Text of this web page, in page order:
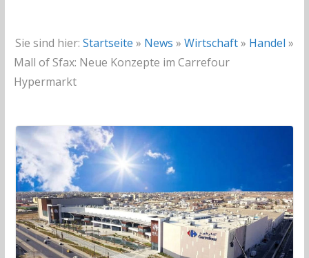
Sie sind hier: Startseite » News » Wirtschaft» Handel »
Mall of Sfax: Neue Konzepte im Carrefour
Hypermarkt